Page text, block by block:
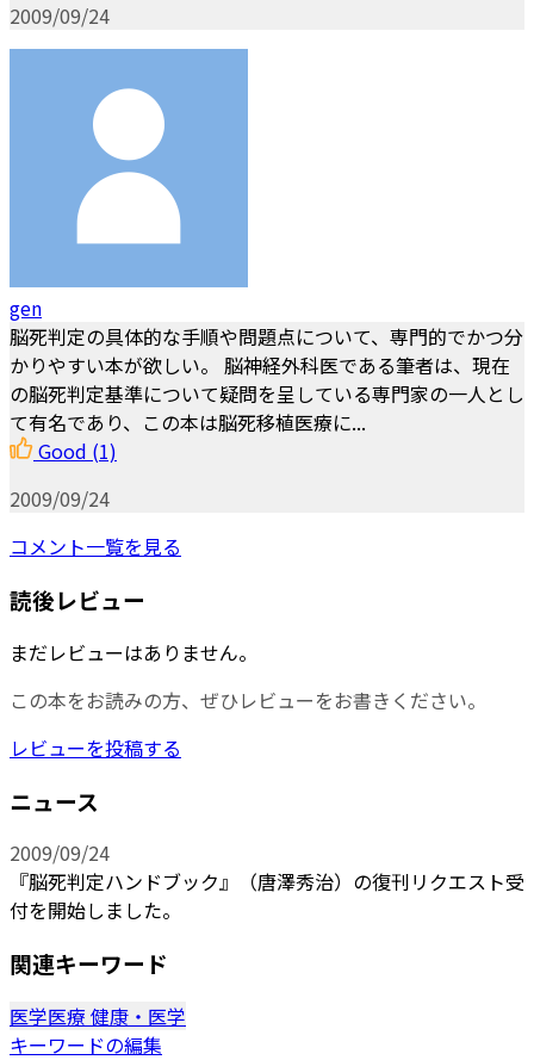
2009/09/24
gen
脳死判定の具体的な手順や問題点について、専門的でかつ分
かりやすい本が欲しい。 脳神経外科医である筆者は、現在
の脳死判定基準について疑問を呈している専門家の一人とし
て有名であり、この本は脳死移植医療に...
Good (1)
2009/09/24
コメント一覧を見る
読後レビュー
まだレビューはありません。
この本をお読みの方、ぜひレビューをお書きください。
レビューを投稿する
ニュース
2009/09/24
『脳死判定ハンドブック』（唐澤秀治）の復刊リクエスト受
付を開始しました。
関連キーワード
医学医療 健康・医学
キーワードの編集